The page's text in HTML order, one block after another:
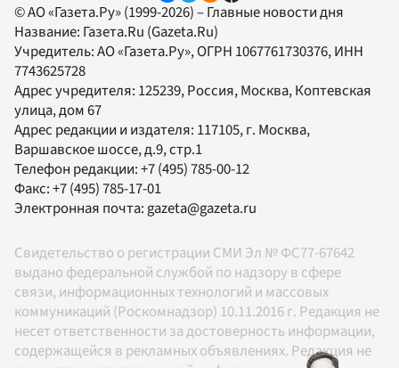
© АО «Газета.Ру» (1999-2026) – Главные новости дня
Название: Газета.Ru (Gazeta.Ru)
Учредитель:АО «Газета.Ру», ОГРН 1067761730376, ИНН
7743625728
Адрес учредителя: 125239, Россия, Москва, Коптевская
улица, дом 67
Адрес редакции и издателя: 117105, г. Москва,
Варшавское шоссе, д.9, стр.1
Телефон редакции:+7 (495) 785-00-12
Факс:+7 (495) 785-17-01
Электронная почта: gazeta@gazeta.ru
Свидетельство о регистрации СМИ Эл № ФС77-67642
выдано федеральной службой по надзору в сфере
связи, информационных технологий и массовых
коммуникаций (Роскомнадзор) 10.11.2016 г. Редакция не
несет ответственности за достоверность информации,
содержащейся в рекламных объявлениях. Редакция не